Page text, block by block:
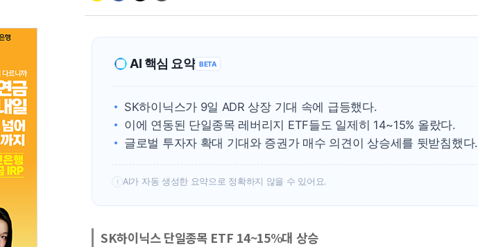
AI 핵심 요약 BETA
SK하이닉스가 9일 ADR 상장 기대 속에 급등했다.
이에 연동된 단일종목 레버리지 ETF들도 일제히 14~15% 올랐다.
글로벌 투자자 확대 기대와 증권가 매수 의견이 상승세를 뒷받침했다.
! AI가 자동 생성한 요약으로 정확하지 않을 수 있어요.
SK하이닉스 단일종목 ETF 14~15%대 상승